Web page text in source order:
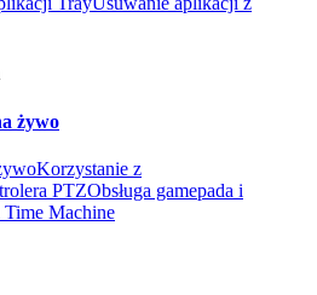
żywo
Korzystanie z
PTZObsługa gamepada i
Time Machine